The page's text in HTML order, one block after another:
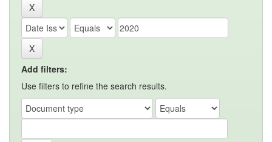
Add filters:
Use filters to refine the search results.